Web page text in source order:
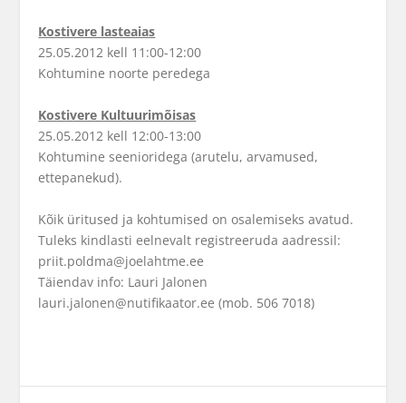
Kostivere lasteaias
25.05.2012 kell 11:00-12:00
Kohtumine noorte peredega
Kostivere Kultuurimõisas
25.05.2012 kell 12:00-13:00
Kohtumine seenioridega (arutelu, arvamused,
ettepanekud).
Kõik üritused ja kohtumised on osalemiseks avatud.
Tuleks kindlasti eelnevalt registreeruda aadressil:
priit.poldma@joelahtme.ee
Täiendav info: Lauri Jalonen
lauri.jalonen@nutifikaator.ee (mob. 506 7018)